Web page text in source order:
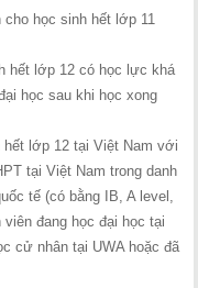
cho học sinh hết lớp 11
hết lớp 12 có học lực khá
học sau khi học xong
hết lớp 12 tại Việt Nam với
tại Việt Nam trong danh
tế (có bằng IB, A level,
đang học đại học tại
cử nhân tại UWA hoặc đã